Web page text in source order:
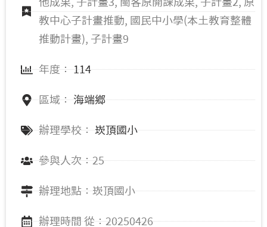
教中心子計畫推動, 國民中小學(本土教育整體
推動計畫), 子計畫9
年度： 114
區域： 海端鄉
辦理學校： 崁頂國小
參與人次：25
辦理地點：崁頂國小
辦理時間 從：20250426